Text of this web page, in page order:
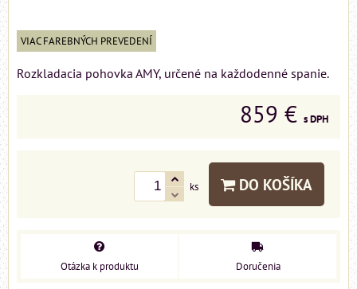
VIAC FAREBNÝCH PREVEDENÍ
Rozkladacia pohovka AMY, určené na každodenné spanie.
859 € s DPH
ks DO KOŠÍKA
Otázka k produktu Doručenia